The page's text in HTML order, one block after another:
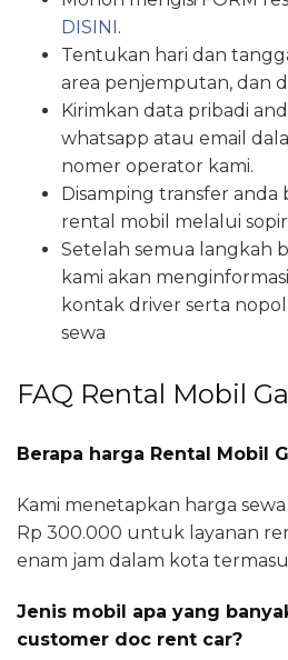
DISINI .
Tentukan hari dan
area penjemputan, dan
Kirimkan data pribadi
whatsapp atau email
nomer operator kami.
Disamping transfer anda
rental mobil melalui sopir
Setelah semua langkah
kami akan
kontak driver serta
sewa
FAQ Rental Mobil
Berapa harga Rental Mobil
Kami menetapkan harga
Rp 300.000 untuk layanan
enam jam dalam kota
Jenis mobil apa yang
customer doc rent car?